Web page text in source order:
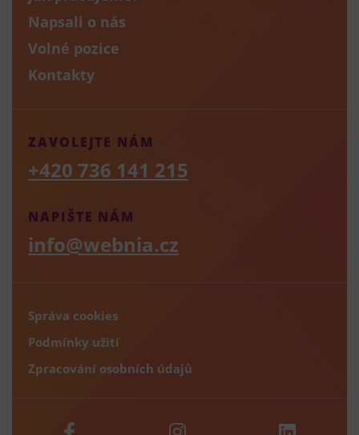
Napsali o nás
Volné pozice
Kontakty
NAPIŠTE NÁM
info@webnia.cz
ZAVOLEJTE NÁM
+420 736 141 215
Správa cookies
Podmínky užití
Zpracování osobních údajů